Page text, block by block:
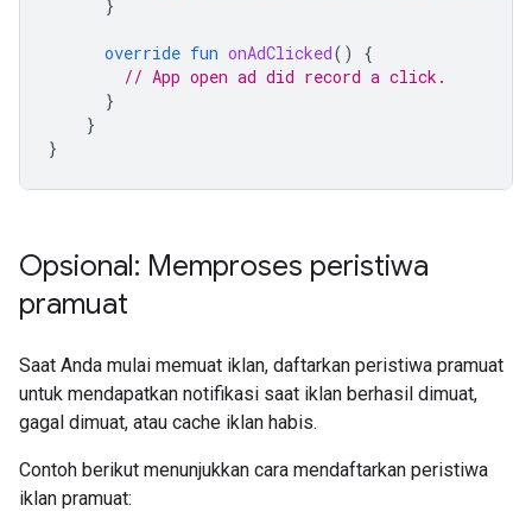
}
override fun onAdClicked()
{
// App open ad did record a click.
}
}
}
Opsional: Memproses peristiwa
pramuat
Saat Anda mulai memuat iklan, daftarkan peristiwa pramuat
untuk mendapatkan notifikasi saat iklan berhasil dimuat,
gagal dimuat, atau cache iklan habis.
Contoh berikut menunjukkan cara mendaftarkan peristiwa
iklan pramuat: